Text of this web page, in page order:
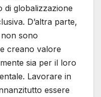
globalizzazione
D’altra parte,
sono
creano valore
sia per il loro
Lavorare in
essere